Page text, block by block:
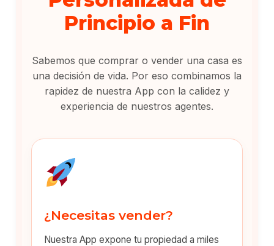
Principio a Fin
Sabemos que comprar o vender una casa es
una decisión de vida. Por eso combinamos la
rapidez de nuestra App con la calidez y
experiencia de nuestros agentes.
¿Necesitas vender?
Nuestra App expone tu propiedad a miles